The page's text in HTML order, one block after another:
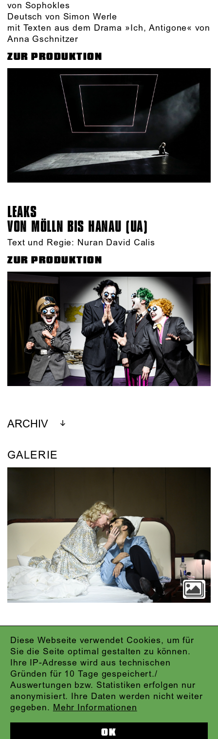
Diese Webseite verwendet Cookies, um für
Sie die Seite optimal gestalten zu können.
Ihre IP-Adresse wird aus technischen
Gründen für 10 Tage gespeichert./
Auswertungen bzw. Statistiken erfolgen nur
anonymisiert. Ihre Daten werden nicht weiter
gegeben. Mehr Informationen
OK
von Sophokles
Deutsch von Simon Werle
mit Texten aus dem Drama »Ich, Antigone« von
Anna Gschnitzer
ZUR PRODUKTION
LEAKS
VON MÖLLN BIS HANAU (UA)
Text und Regie: Nuran David Calis
ZUR PRODUKTION
ARCHIV
GALERIE
IMPRESSUM
DATENSCHUTZ
AGB
KONTAKT
ABO-LOGIN
PRESSE